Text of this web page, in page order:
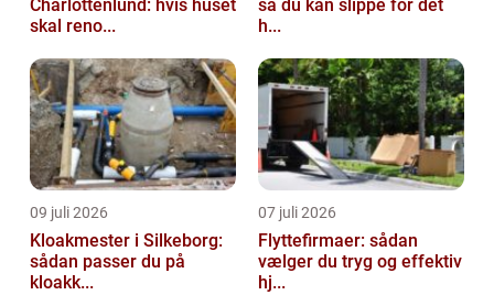
Charlottenlund: hvis huset
skal reno...
så du kan slippe for det
h...
09 juli 2026
Kloakmester i Silkeborg:
sådan passer du på
kloakk...
07 juli 2026
Flyttefirmaer: sådan
vælger du tryg og effektiv
hj...